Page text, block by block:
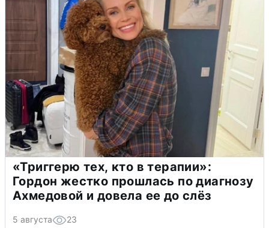
«Триггерю тех, кто в терапии»:
Гордон жестко прошлась по диагнозу
Ахмедовой и довела ее до слёз
5 августа 23